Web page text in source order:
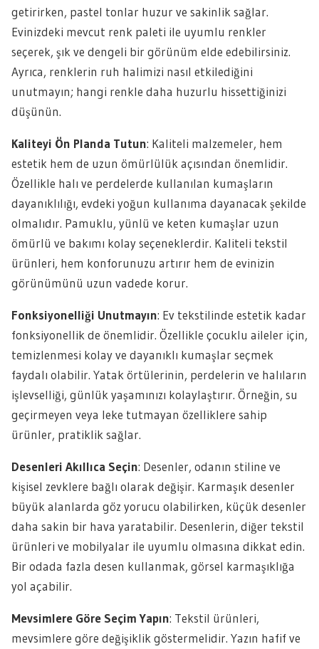
getirirken, pastel tonlar huzur ve sakinlik sağlar.
Evinizdeki mevcut renk paleti ile uyumlu renkler
seçerek, şık ve dengeli bir görünüm elde edebilirsiniz.
Ayrıca, renklerin ruh halimizi nasıl etkilediğini
unutmayın; hangi renkle daha huzurlu hissettiğinizi
düşünün.
Kaliteyi Ön Planda Tutun: Kaliteli malzemeler, hem
estetik hem de uzun ömürlülük açısından önemlidir.
Özellikle halı ve perdelerde kullanılan kumaşların
dayanıklılığı, evdeki yoğun kullanıma dayanacak şekilde
olmalıdır. Pamuklu, yünlü ve keten kumaşlar uzun
ömürlü ve bakımı kolay seçeneklerdir. Kaliteli tekstil
ürünleri, hem konforunuzu artırır hem de evinizin
görünümünü uzun vadede korur.
Fonksiyonelliği Unutmayın: Ev tekstilinde estetik kadar
fonksiyonellik de önemlidir. Özellikle çocuklu aileler için,
temizlenmesi kolay ve dayanıklı kumaşlar seçmek
faydalı olabilir. Yatak örtülerinin, perdelerin ve halıların
işlevselliği, günlük yaşamınızı kolaylaştırır. Örneğin, su
geçirmeyen veya leke tutmayan özelliklere sahip
ürünler, pratiklik sağlar.
Desenleri Akıllıca Seçin: Desenler, odanın stiline ve
kişisel zevklere bağlı olarak değişir. Karmaşık desenler
büyük alanlarda göz yorucu olabilirken, küçük desenler
daha sakin bir hava yaratabilir. Desenlerin, diğer tekstil
ürünleri ve mobilyalar ile uyumlu olmasına dikkat edin.
Bir odada fazla desen kullanmak, görsel karmaşıklığa
yol açabilir.
Mevsimlere Göre Seçim Yapın: Tekstil ürünleri,
mevsimlere göre değişiklik göstermelidir. Yazın hafif ve